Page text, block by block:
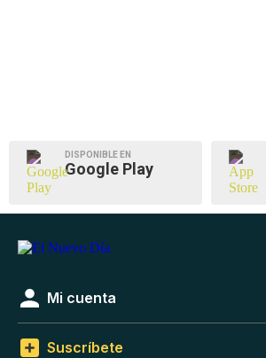
DISPONIBLE EN
Google Play
Mi cuenta
Suscríbete